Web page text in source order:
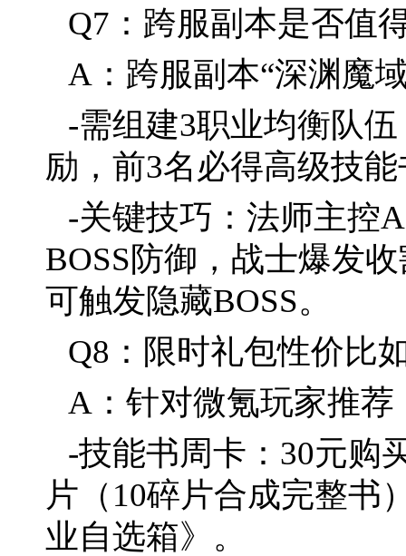
Q7：跨服副本是否值
A：跨服副本“深渊魔
-需组建3职业均衡队
励，前3名必得高级技
-关键技巧：法师主控
BOSS防御，战士爆发
可触发隐藏BOSS。
Q8：限时礼包性价比
A：针对微氪玩家推荐
-技能书周卡：30元购
片（10碎片合成完整书
业自选箱》。